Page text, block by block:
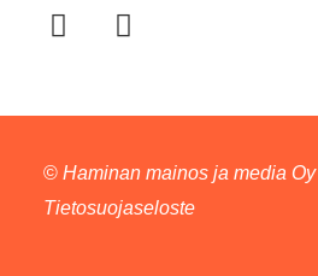
© Haminan mainos ja media Oy
Tietosuojaseloste